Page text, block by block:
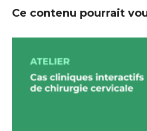
Ce contenu pourrait